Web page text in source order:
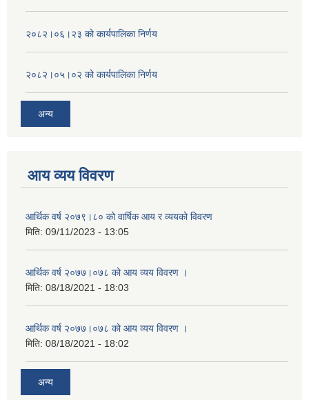
२०८२।०६।२३ को कार्यपालिका निर्णय
२०८२।०५।०२ को कार्यपालिका निर्णय
अन्य
आय व्यय विवरण
आर्थिक वर्ष २०७९।८० को वार्षिक आय र व्ययको विवरण
मिति: 09/11/2023 - 13:05
आर्थिक वर्ष २०७७।०७८ को आय व्यय विवरण ।
मिति: 08/18/2021 - 18:03
आर्थिक वर्ष २०७७।०७८ को आय व्यय विवरण ।
मिति: 08/18/2021 - 18:02
अन्य